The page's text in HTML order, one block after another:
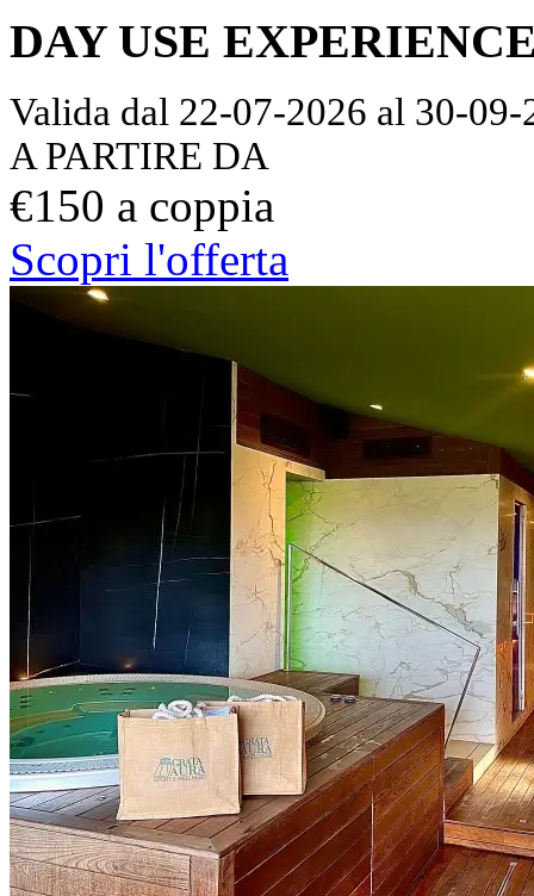
DAY USE
Valida dal 22-07-2026 al 30-09-
A PARTIRE DA
€150 a coppia
Scopri l'offerta